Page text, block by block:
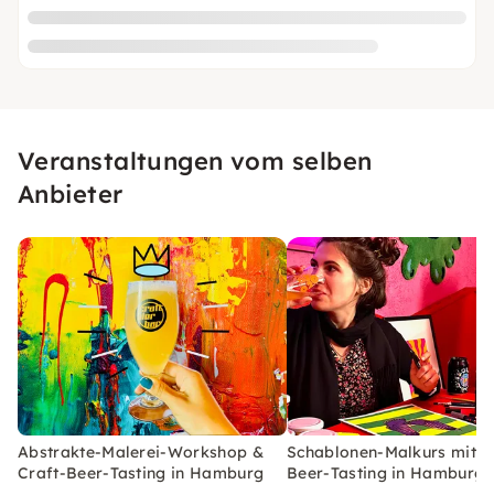
Veranstaltungen vom selben
Anbieter
Abstrakte-Malerei-Workshop &
Craft-Beer-Tasting in Hamburg
Schablonen-Malkurs mit
Beer-Tasting in Hamburg